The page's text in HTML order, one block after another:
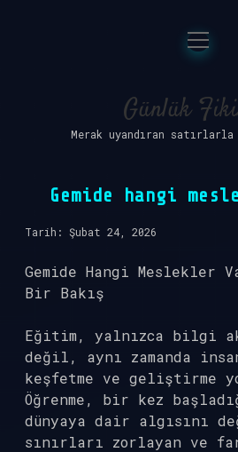
Anasayfa
Gizlilik
Yasal
Hakkımızda
menüyü
aç
Günlük
Merak uyandıran
Gemide hangi
Tarih: Şubat 24, 2026
Gemide Hangi Meslekler
Bir Bakış
Eğitim, yalnızca bilgi
değil, aynı zamanda
keşfetme ve geliştirme
Öğrenme, bir kez
dünyaya dair algısını
sınırları zorlayan ve